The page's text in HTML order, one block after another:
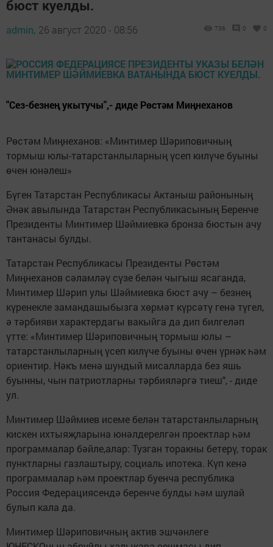
бюст куелды.
admin, 26 август 2020 - 08:56 736 0 0
"Сез-безнең укытучы",- диде Рөстәм Миңнеханов
Рөстәм Миңнеханов: «Минтимер Шәриповичның
тормыш юлы-татарстанлыларның үсеп килүче буыны
өчен юнәлеш»
Бүген Татарстан Республикасы Актаныш районының
Әнәк авылында Татарстан Республикасының Беренче
Президенты Минтимер Шәймиевкә бронза бюстын ачу
тантанасы булды.
Татарстан Республикасы Президенты Рөстәм
Миңнеханов сәламләү сүзе белән чыгыш ясаганда,
Минтимер Шәрип улы Шәймиевка бюст ачу – безнең
күренекле замандашыбызга хөрмәт күрсәтү генә түгел,
ә тәрбияви характердагы вакыйга да дип билгеләп
үтте: «Минтимер Шәриповичның тормыш юлы –
татарстанлыларның үсеп килүче буыны өчен үрнәк һәм
ориентир. Нәкъ менә шундый мисалларда без яшь
буынны, чын патриотларны тәрбияләргә тиеш", - диде
ул.
Минтимер Шәймиев исеме белән татарстанлыларның
кискен ихтыяҗларына юнәлдерелгән проектлар һәм
программалар бәйле,алар: Тузган торакны бетерү, торак
пунктларны газлаштыру, социаль ипотека. Күп кенә
программалар һәм проектлар буенча республика
Россия Федерациясендә беренче булды һәм шулай
булып кала да.
Минтимер Шәриповичның актив эшчәнлеге